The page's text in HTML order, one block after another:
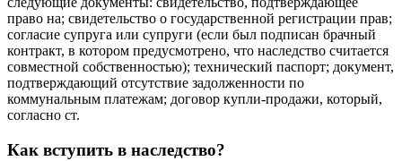
право на; свидетельство о государственной регистрации прав;
согласие супруга или супруги (если был подписан брачный
контракт, в котором предусмотрено, что наследство считается
совместной собственностью); технический паспорт; документ,
подтверждающий отсутствие задолженности по
коммунальным платежам; договор купли-продажи, который,
согласно ст.
Как вступить в наследство?